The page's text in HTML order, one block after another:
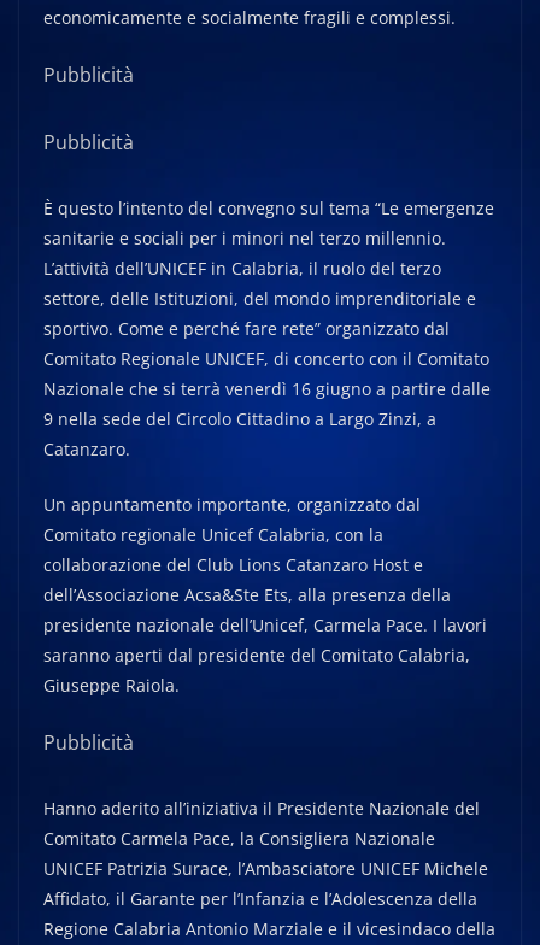
economicamente e socialmente fragili e complessi.
Pubblicità
Pubblicità
È questo l’intento del convegno sul tema “Le emergenze
sanitarie e sociali per i minori nel terzo millennio.
L’attività dell’UNICEF in Calabria, il ruolo del terzo
settore, delle Istituzioni, del mondo imprenditoriale e
sportivo. Come e perché fare rete” organizzato dal
Comitato Regionale UNICEF, di concerto con il Comitato
Nazionale che si terrà venerdì 16 giugno a partire dalle
9 nella sede del Circolo Cittadino a Largo Zinzi, a
Catanzaro.
Un appuntamento importante, organizzato dal
Comitato regionale Unicef Calabria, con la
collaborazione del Club Lions Catanzaro Host e
dell’Associazione Acsa&Ste Ets, alla presenza della
presidente nazionale dell’Unicef, Carmela Pace. I lavori
saranno aperti dal presidente del Comitato Calabria,
Giuseppe Raiola.
Pubblicità
Hanno aderito all’iniziativa il Presidente Nazionale del
Comitato Carmela Pace, la Consigliera Nazionale
UNICEF Patrizia Surace, l’Ambasciatore UNICEF Michele
Affidato, il Garante per l’Infanzia e l’Adolescenza della
Regione Calabria Antonio Marziale e il vicesindaco della